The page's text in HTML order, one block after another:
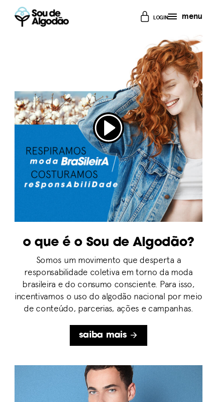
LOGIN menu
O que é o Sou de Algodão?
Somos um movimento que desperta a
responsabilidade coletiva em torno da moda
brasileira e do consumo consciente. Para isso,
incentivamos o uso do algodão nacional por meio
de conteúdo, parcerias, ações e campanhas.
saiba mais